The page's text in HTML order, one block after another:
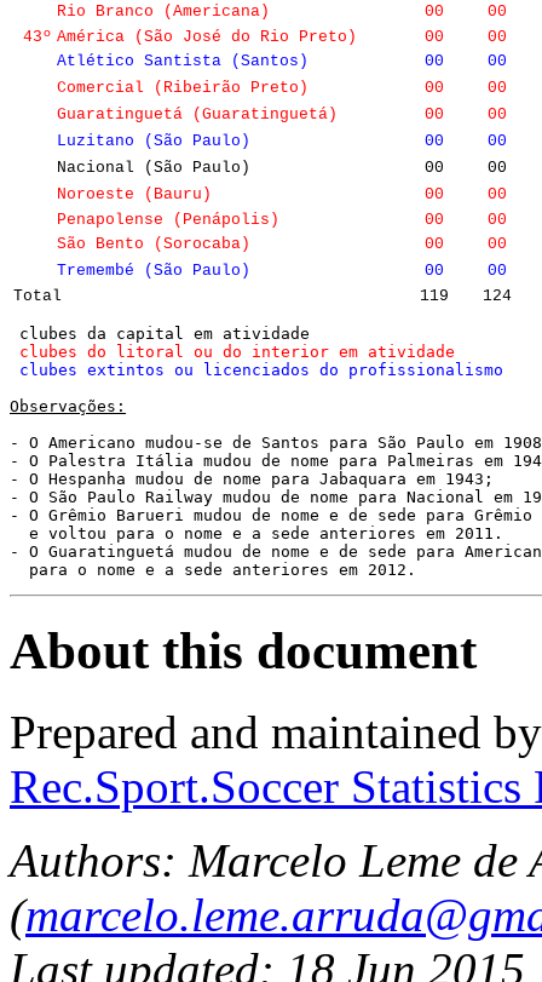
Rio Branco (Americana)
00
00
43º América (São José do Rio Preto) 00
00
Atlético Santista (Santos)
00
00
Comercial (Ribeirão Preto)
00
00
Guaratinguetá (Guaratinguetá)
00
00
Luzitano (São Paulo)
00
00
Nacional (São Paulo)
00
00
Noroeste (Bauru)
00
00
Penapolense (Penápolis)
00
00
São Bento (Sorocaba)
00
00
Tremembé (São Paulo)
00
00
Total
119 124
clubes da capital em atividade
clubes do litoral ou do interior em atividade
clubes extintos ou licenciados do profissionalismo
Observações:
- O Americano mudou-se de Santos para São Paulo em
- O Palestra Itália mudou de nome para Palmeiras em
- O Hespanha mudou de nome para Jabaquara em 1943;
- O São Paulo Railway mudou de nome para Nacional em
- O Grêmio Barueri mudou de nome e de sede para Grêmio
  e voltou para o nome e a sede anteriores em 2011.
- O Guaratinguetá mudou de nome e de sede para
  para o nome e a sede anteriores em 2012.
About this document
Prepared and maintained
Rec.Sport.Soccer
Authors: Marcelo Leme de
(
Last updated: 18 Jun 2015